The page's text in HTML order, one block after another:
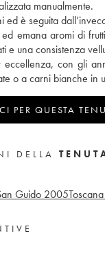
manualmente.
è seguita
emana aromi di
e una consistenza
con gli
o a carni bianche in
PER QUESTA
DELLA
Guido 2005